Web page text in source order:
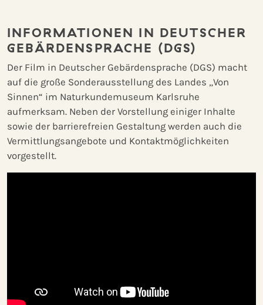
INFORMATIONEN IN DEUTSCHER
GEBÄRDENSPRACHE (DGS)
Der Film in Deutscher Gebärdensprache (DGS) macht
auf die große Sonderausstellung des Landes „Von
Sinnen“ im Naturkundemuseum Karlsruhe
aufmerksam. Neben der Vorstellung einiger Inhalte
sowie der barrierefreien Gestaltung werden auch die
Vermittlungsangebote und Kontaktmöglichkeiten
vorgestellt.